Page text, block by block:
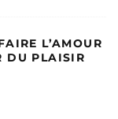
L’AMOUR
DU PLAISIR